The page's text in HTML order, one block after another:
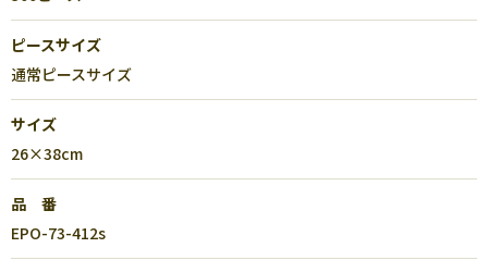
ピースサイズ
通常ピースサイズ
サイズ
26×38cm
品 番
EPO-73-412s